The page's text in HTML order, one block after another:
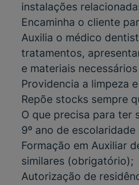
instalações
Encaminha o cliente
Auxilia o médico
tratamentos,
e materiais
Providencia a limpeza
Repõe stocks sempre
O que precisa para ter
9º ano de escolaridade
Formação em Auxiliar
similares (obrigatório);
Autorização de